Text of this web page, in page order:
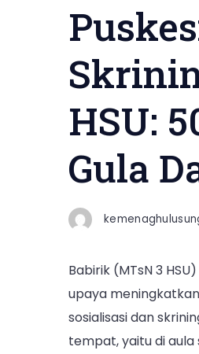
HSU:
Gula
Babirik (MTsN 3
upaya
sosialisasi dan
tempat, yaitu di aula